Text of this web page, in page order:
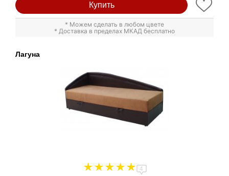
Купить
* Можем сделать в любом цвете
* Доставка в пределах МКАД бесплатно
Лагуна
4